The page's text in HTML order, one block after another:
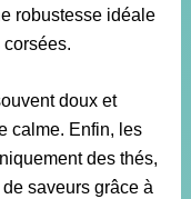
robustesse idéale
doux et
calme. Enfin, les
des thés,
saveurs grâce à